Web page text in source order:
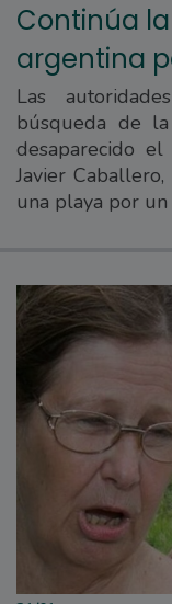
Continúa
argentina
Las
búsqueda de
desaparecido
Javier
una playa por